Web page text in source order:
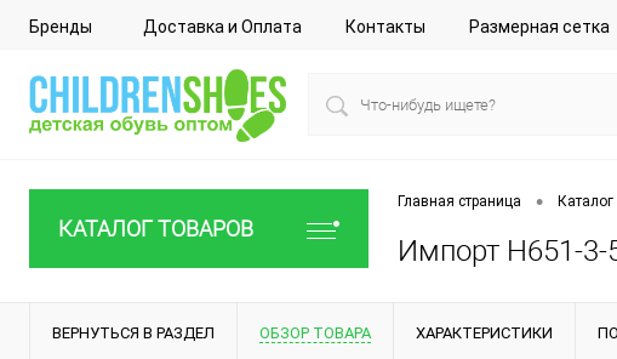
Бренды Доставка и Оплата Контакты Размерная сетка
КАТАЛОГ ТОВАРОВ
Главная страница • Каталог
Импорт H651-
ВЕРНУТЬСЯ В РАЗДЕЛ ОБЗОР ТОВАРА ХАРАКТЕРИСТИКИ